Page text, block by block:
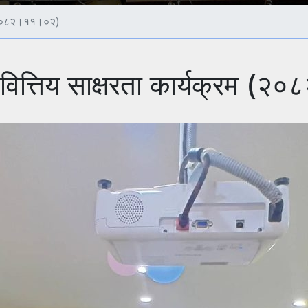
साक्षरता कार्यक्रम